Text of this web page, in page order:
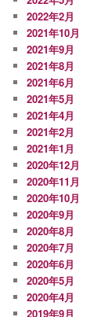
2022年2月
2021年10月
2021年9月
2021年8月
2021年6月
2021年5月
2021年4月
2021年2月
2021年1月
2020年12月
2020年11月
2020年10月
2020年9月
2020年8月
2020年7月
2020年6月
2020年5月
2020年4月
2019年9月